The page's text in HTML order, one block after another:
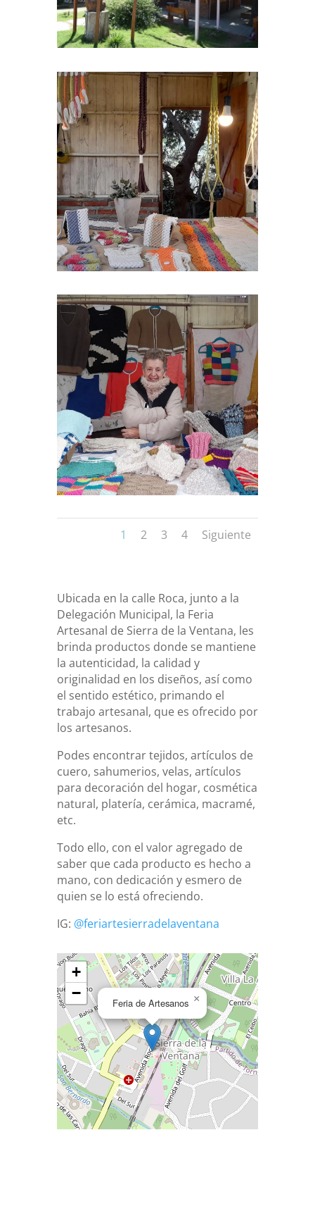
1 2 3 4 Siguiente
Ubicada en la calle Roca, junto a la
Delegación Municipal, la Feria
Artesanal de Sierra de la Ventana, les
brinda productos donde se mantiene
la autenticidad, la calidad y
originalidad en los diseños, así como
el sentido estético, primando el
trabajo artesanal, que es ofrecido por
los artesanos.
Podes encontrar tejidos, artículos de
cuero, sahumerios, velas, artículos
para decoración del hogar, cosmética
natural, platería, cerámica, macramé,
etc.
Todo ello, con el valor agregado de
saber que cada producto es hecho a
mano, con dedicación y esmero de
quien se lo está ofreciendo.
IG: @feriartesierradelaventana
Feria de Artesanos ×
+
−